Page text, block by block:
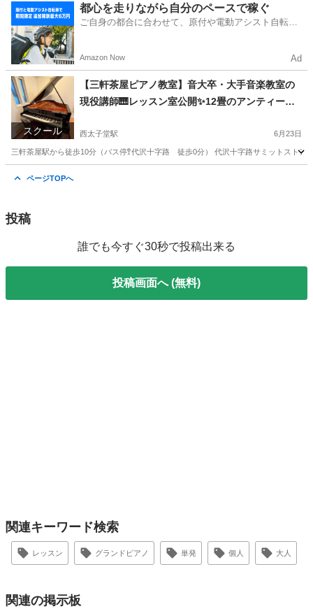
西太子堂駅 ピアノ 大人
都心を走りながら自分のペースで稼ぐ
ご自身の都合に合わせて、原付や電動アシスト自転車
Amazon Now Ad
スクール
【三軒茶屋ピアノ教室】音大卒・大手音楽教室の
現役講師🎹レッスン室公開✨12畳のアンティーク
西太子堂駅 6月23日
三軒茶屋駅から徒歩10分（バス停🚏代沢十字路 徒歩0分） 代沢十字路サミットス
ページTOPへ
投稿
誰でも今すぐ30秒で投稿出来る
投稿画面へ (無料)
関連キーワード検索
レッスン グランドピアノ 単発 個人 大人
関連の掲示板